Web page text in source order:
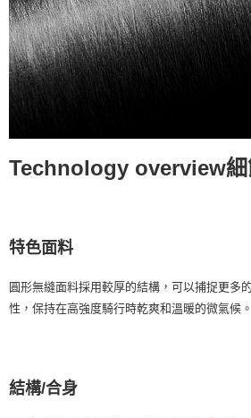
Technology overview細
特色面料
圓形無縫面料採用較厚的結構，可以捕捉更多
性，保持在高強度騎行時乾爽和溫暖的微氣候。
結構/合身